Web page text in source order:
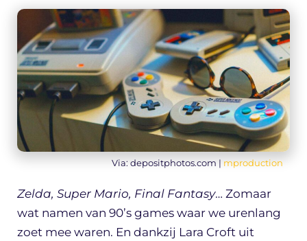
Via: depositphotos.com | mproduction
Zelda, Super Mario, Final Fantasy… Zomaar
wat namen van 90’s games waar we urenlang
zoet mee waren. En dankzij Lara Croft uit